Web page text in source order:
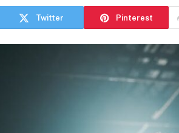
Twitter Pinterest